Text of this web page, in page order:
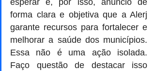
forma clara e objetiva que a Alerj
garante recursos para fortalecer e
melhorar a saúde dos municípios.
Essa não é uma ação isolada.
Faço questão de destacar isso